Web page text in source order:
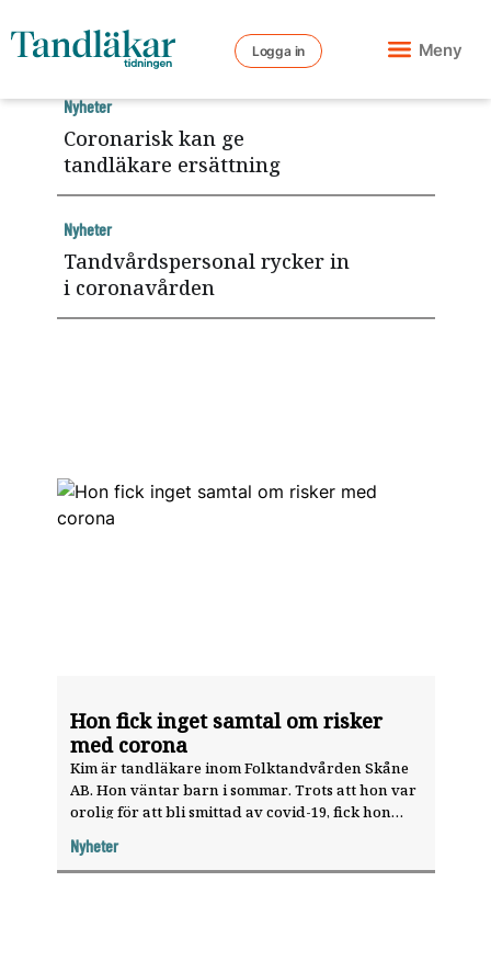
Logga in Meny
Hon fick inget samtal om risker
med corona
Kim är tandläkare inom Folktandvården Skåne
AB. Hon väntar barn i sommar. Trots att hon var
orolig för att bli smittad av covid-19, fick hon
hon.
Nyheter
Coronarisk kan ge
tandläkare ersättning
Nyheter
Tandvårdspersonal rycker in
i coronavården
Nyheter